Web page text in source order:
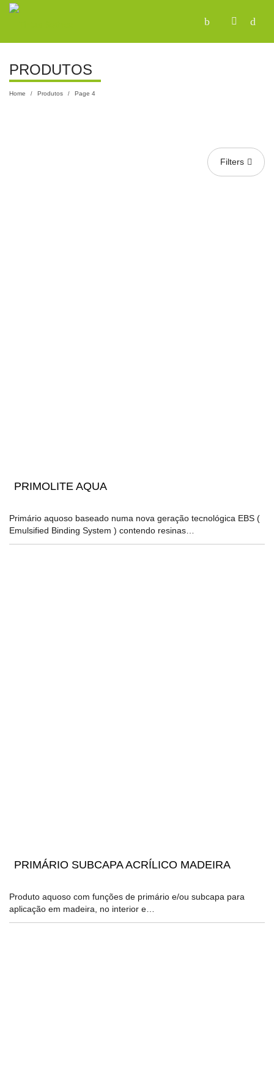
PRODUTOS
Home / Produtos / Page 4
Filters
PRIMOLITE AQUA
Primário aquoso baseado numa nova geração tecnológica EBS (
Emulsified Binding System ) contendo resinas…
PRIMÁRIO SUBCAPA ACRÍLICO MADEIRA
Produto aquoso com funções de primário e/ou subcapa para
aplicação em madeira, no interior e…